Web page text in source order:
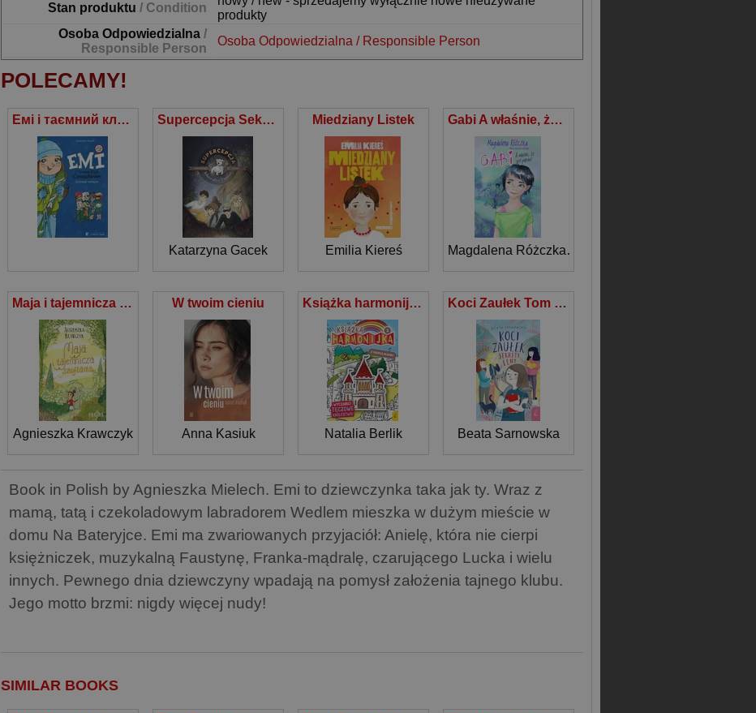
Stan produktu / Condition
produkty
Osoba Odpowiedzialna /
Responsible Person
Osoba Odpowiedzialna / Responsible Person
POLECAMY!
Емі і таємний клуб супердівчат. Сніговий патруль Supercepcja Sekret ulicy Ciemnej
Katarzyna Gacek
Miedziany Listek
Emilia Kiereś
Gabi A właśnie, że jest pięknie!
Magdalena Różczka,
Maja i tajemnicza szuflada
Agnieszka Krawczyk
W twoim cieniu
Anna Kasiuk
Książka harmonijka 3 Wyczaruj tęczowe królestwo
Natalia Berlik
Koci Zaułek Tom 2 Sekrety Leny
Beata Sarnowska
Book in Polish by Agnieszka Mielech. Emi to dziewczynka taka jak ty. Wraz z
mamą, tatą i czekoladowym labradorem Wedlem mieszka w dużym mieście w
domu Na Bateryjce. Emi ma zwariowanych przyjaciół: Anielę, która nie cierpi
księżniczek, muzykalną Faustynę, Franka-mądralę, czarującego Lucka i wielu
innych. Pewnego dnia dziewczyny wpadają na pomysł założenia tajnego klubu.
Jego motto brzmi: nigdy więcej nudy!
SIMILAR BOOKS